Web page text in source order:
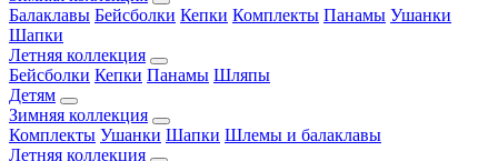
Балаклавы Бейсболки Кепки Комплекты Панамы Ушанки
Шапки
Летняя коллекция
Бейсболки Кепки Панамы Шляпы
Детям
Зимняя коллекция
Комплекты Ушанки Шапки Шлемы и балаклавы
Летняя коллекция